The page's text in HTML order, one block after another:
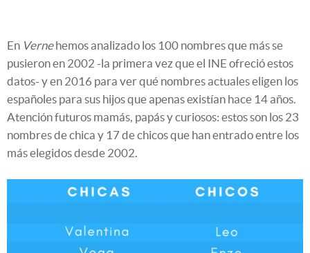
En Vernehemos analizado los 100 nombres que más se
pusieron en 2002 -la primera vez que el INE ofreció estos
datos- y en 2016 para ver qué nombres actuales eligen los
españoles para sus hijos que apenas existían hace 14 años.
Atención futuros mamás, papás y curiosos: estos son los 23
nombres de chica y 17 de chicos que han entrado entre los
más elegidos desde 2002.